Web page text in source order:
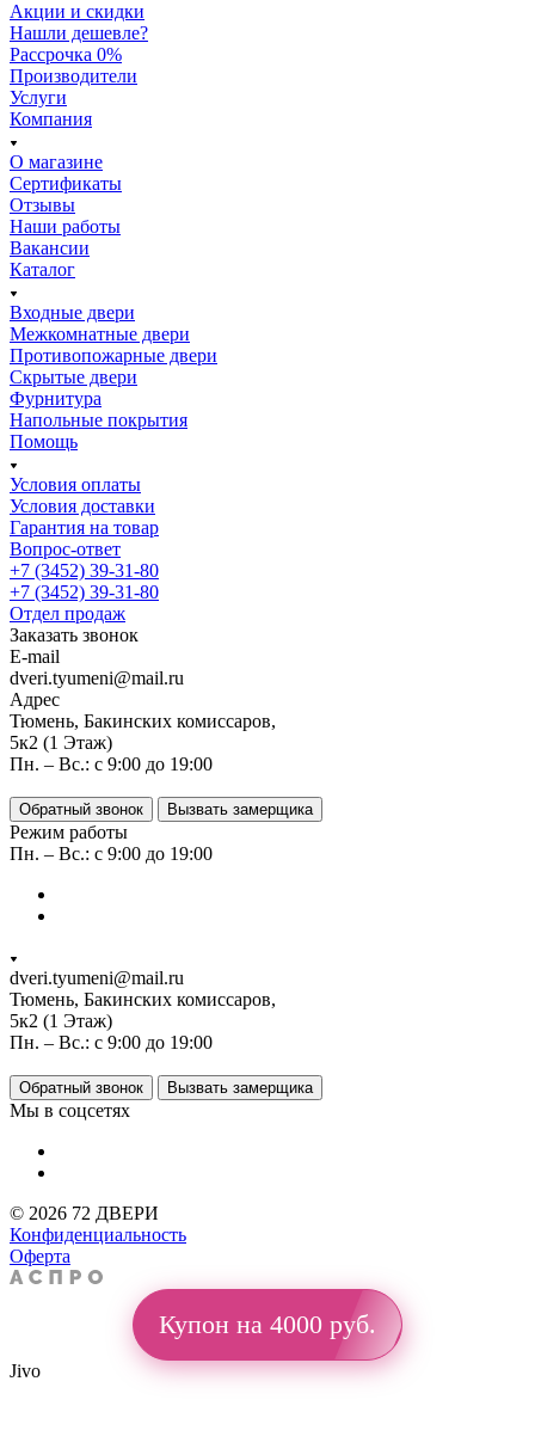
Акции и скидки
Нашли дешевле?
Рассрочка 0%
Производители
Услуги
Компания
О магазине
Сертификаты
Отзывы
Наши работы
Вакансии
Каталог
Входные двери
Межкомнатные двери
Противопожарные двери
Скрытые двери
Фурнитура
Напольные покрытия
Помощь
Условия оплаты
Условия доставки
Гарантия на товар
Вопрос-ответ
+7 (3452) 39-31-80
+7 (3452) 39-31-80
Отдел продаж
Заказать звонок
E-mail
dveri.tyumeni@mail.ru
Адрес
Тюмень, Бакинских комиссаров,
5к2 (1 Этаж)
Пн. – Вс.: с 9:00 до 19:00
Обратный звонок Вызвать замерщика
Режим работы
Пн. – Вс.: с 9:00 до 19:00
dveri.tyumeni@mail.ru
Тюмень, Бакинских комиссаров,
5к2 (1 Этаж)
Пн. – Вс.: с 9:00 до 19:00
Обратный звонок Вызвать замерщика
Мы в соцсетях
© 2026 72 ДВЕРИ
Конфиденциальность
Оферта
Купон на 4000 руб.
Jivo